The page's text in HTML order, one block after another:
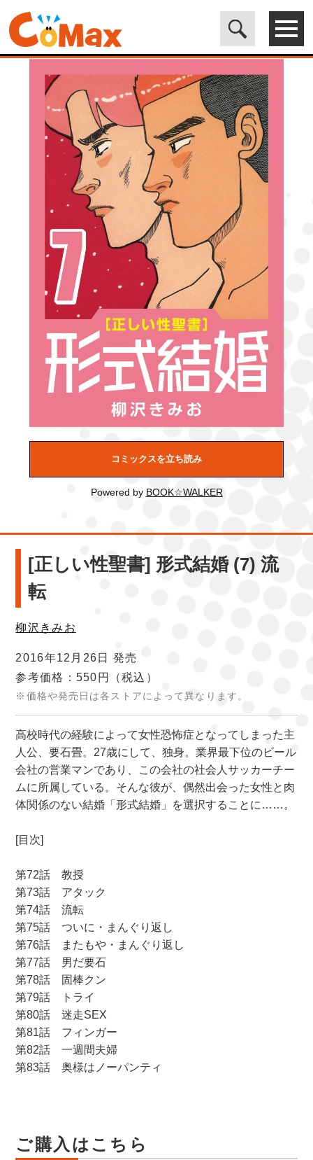
電子書籍マンガ CoMax(コマックス)公式サイト - 株式会社ICE>
LEGEND> [正しい性聖書] 形式結婚 (7) 流転
コミックスを立ち読み
Powered by BOOK☆WALKER
[正しい性聖書] 形式結婚 (7) 流
転
柳沢きみお
2016年12月26日 発売
参考価格：550円
（税込）
※価格や発売日は各ストアによって異なります。
高校時代の経験によって女性恐怖症となってしまった主
人公、要石畳。27歳にして、独身。業界最下位のビール
会社の営業マンであり、この会社の社会人サッカーチー
ムに所属している。そんな彼が、偶然出会った女性と肉
体関係のない結婚「形式結婚」を選択することに……。
[目次]
第72話 教授
第73話 アタック
第74話 流転
第75話 ついに・まんぐり返し
第76話 またもや・まんぐり返し
第77話 男だ要石
第78話 固棒クン
第79話 トライ
第80話 迷走SEX
第81話 フィンガー
第82話 一週間夫婦
第83話 奥様はノーパンティ
ご購入はこちら